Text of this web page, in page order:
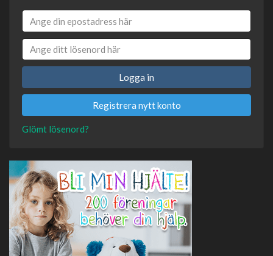
Logga in
Registrera nytt konto
Glömt lösenord?